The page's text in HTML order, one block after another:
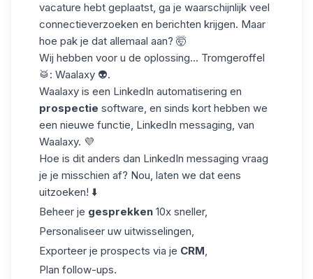
vacature hebt geplaatst, ga je waarschijnlijk veel
connectieverzoeken en berichten krijgen. Maar
hoe pak je dat allemaal aan? 🤯
Wij hebben voor u de oplossing... Tromgeroffel
🥁: Waalaxy 👽.
Waalaxy is een LinkedIn automatisering en
prospectie software, en sinds kort hebben we
een nieuwe functie, LinkedIn messaging, van
Waalaxy. 💜
Hoe is dit anders dan LinkedIn messaging vraag
je je misschien af? Nou, laten we dat eens
uitzoeken! ⬇️
Beheer je gesprekken 10x sneller,
Personaliseer uw uitwisselingen,
Exporteer je prospects via je CRM
Plan follow-ups.